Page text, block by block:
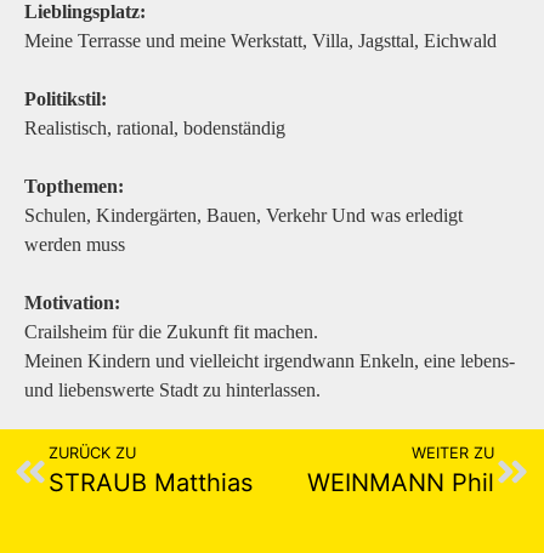
Lieblingsplatz:
Meine Terrasse und meine Werkstatt, Villa, Jagsttal, Eichwald
Politikstil:
Realistisch, rational, bodenständig
Topthemen:
Schulen, Kindergärten, Bauen, Verkehr Und was erledigt
werden muss
Motivation:
Crailsheim für die Zukunft fit machen.
Meinen Kindern und vielleicht irgendwann Enkeln, eine lebens-
und liebenswerte Stadt zu hinterlassen.
ZURÜCK ZU
STRAUB Matthias
WEITER ZU
WEINMANN Phil